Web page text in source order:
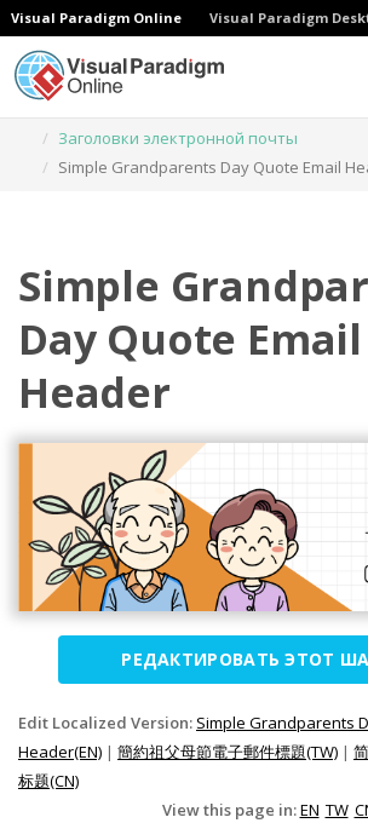
Visual Paradigm Online Visual Paradigm
Заголовки электронной почты
Simple Grandparents Day Quote Email
Simple
Day Quote Email
Header
РЕДАКТИРОВАТЬ ЭТОТ
Edit Localized Version: Simple Grandparents
Header(EN) | 簡約祖父母節電子郵件標題(TW) |
标题(CN)
View this page in:EN TW